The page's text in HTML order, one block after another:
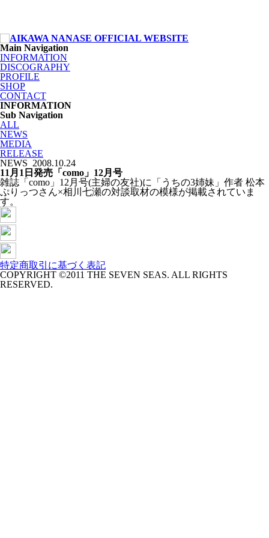
Main Navigation
INFORMATION
DISCOGRAPHY
PROFILE
SHOP
CONTACT
INFORMATION
Sub Navigation
ALL
NEWS
MEDIA
RELEASE
NEWS 2008.10.24
11月1日発売「como」12月号
雑誌「como」12月号(主婦の友社)に「うちの3姉妹」作者 松本
ぷりっつさん×相川七瀬の対談取材の模様が掲載されていま
す。
特定商取引に基づく表記
COPYRIGHT ©2011 THE SEVEN SEAS. ALL RIGHTS
RESERVED.